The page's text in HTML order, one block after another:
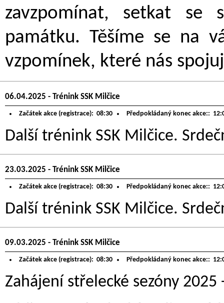
zavzpomínat, setkat
památku. Těšíme se na
vzpomínek, které nás
06.04.2025 - Trénink SSK Milčice
Začátek akce (registrace): 08:30 Předpokládaný konec akce::
Další trénink SSK Milčice.
23.03.2025 - Trénink SSK Milčice
Začátek akce (registrace): 08:30 Předpokládaný konec akce::
Další trénink SSK Milčice.
09.03.2025 - Trénink SSK Milčice
Začátek akce (registrace): 08:30 Předpokládaný konec akce::
Zahájení střelecké sezóny